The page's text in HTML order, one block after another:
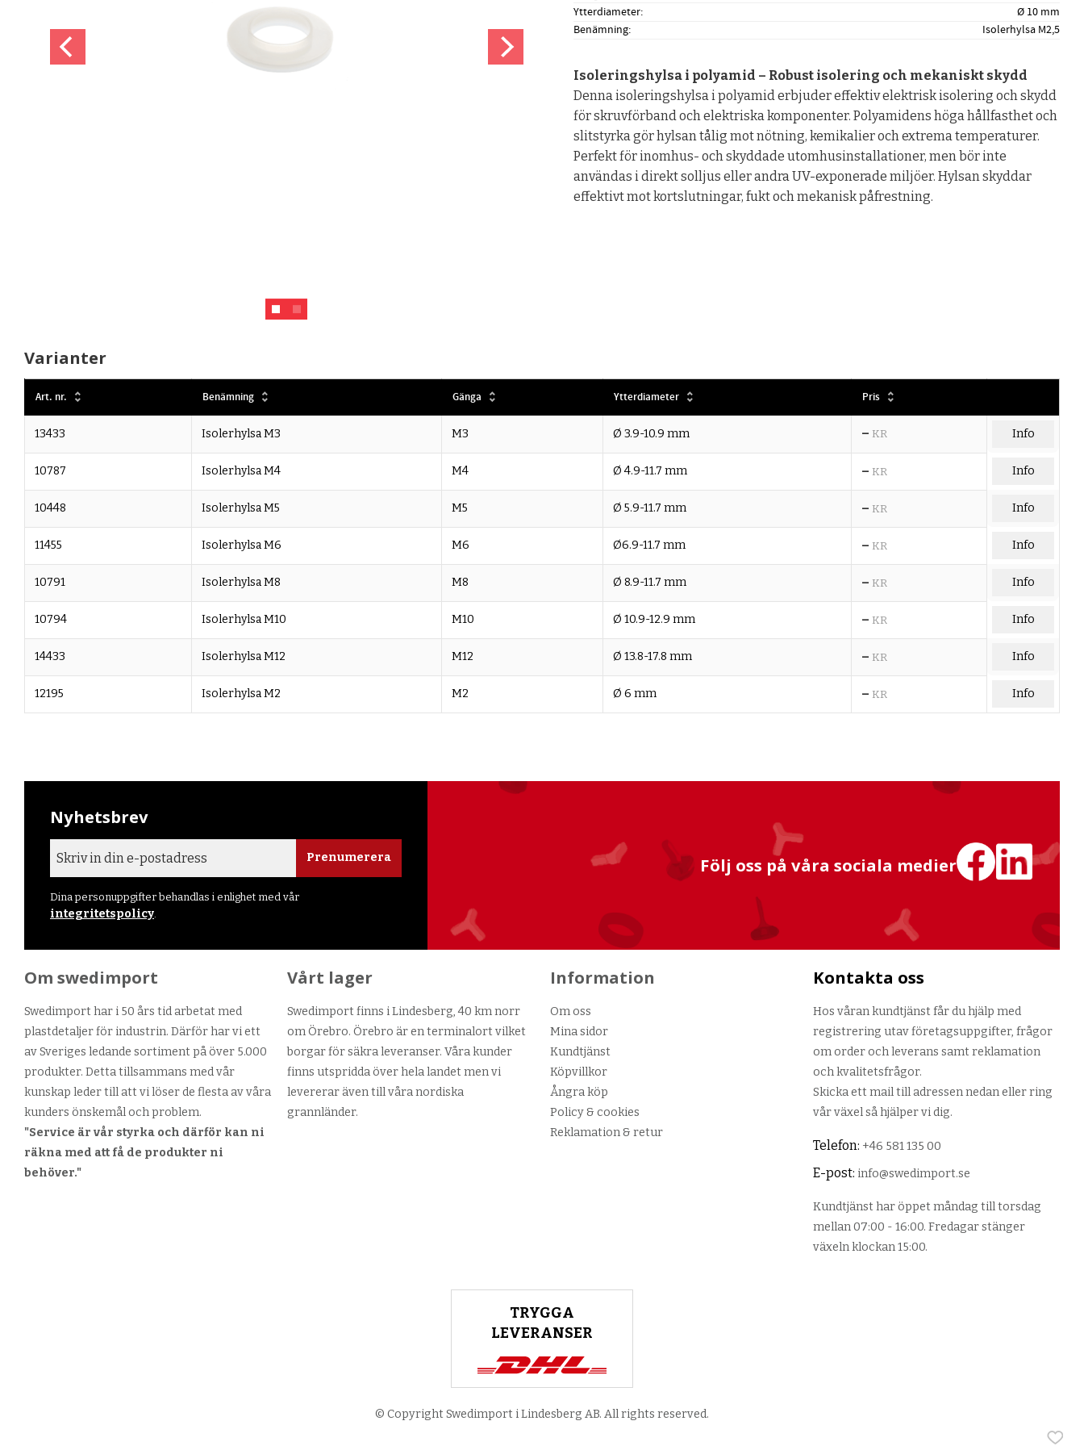
Ytterdiameter
Ø 10 mm
Benämning
Isolerhylsa M2,5
Isoleringshylsa i polyamid – Robust isolering och mekaniskt skydd
Denna isoleringshylsa i polyamid erbjuder effektiv elektrisk isolering och skydd
för skruvförband och elektriska komponenter. Polyamidens höga hållfasthet och
slitstyrka gör hylsan tålig mot nötning, kemikalier och extrema temperaturer.
Perfekt för inomhus- och skyddade utomhusinstallationer, men bör inte
användas i direkt solljus eller andra UV-exponerade miljöer. Hylsan skyddar
effektivt mot kortslutningar, fukt och mekanisk påfrestning.
Varianter
Art. nr. Benämning Gänga Ytterdiameter Pris
13433 Isolerhylsa M3 M3 Ø 3.9-10.9 mm – KR Info
10787 Isolerhylsa M4 M4 Ø 4.9-11.7 mm – KR Info
10448 Isolerhylsa M5 M5 Ø 5.9-11.7 mm – KR Info
11455 Isolerhylsa M6 M6 Ø6.9-11.7 mm – KR Info
10791 Isolerhylsa M8 M8 Ø 8.9-11.7 mm – KR Info
10794 Isolerhylsa M10 M10 Ø 10.9-12.9 mm – KR Info
14433 Isolerhylsa M12 M12 Ø 13.8-17.8 mm – KR Info
12195 Isolerhylsa M2 M2 Ø 6 mm – KR Info
Nyhetsbrev
Prenumerera
Dina personuppgifter behandlas i enlighet med vår
integritetspolicy
Följ oss på våra sociala medier
Om swedimport
Swedimport har i 50 års tid arbetat med
plastdetaljer för industrin. Därför har vi ett
av Sveriges ledande sortiment på över 5.000
produkter. Detta tillsammans med vår
kunskap leder till att vi löser de flesta av våra
kunders önskemål och problem.
"Service är vår styrka och därför kan ni
räkna med att få de produkter ni
behöver."
Vårt lager
Swedimport finns i Lindesberg, 40 km norr
om Örebro. Örebro är en terminalort vilket
borgar för säkra leveranser. Våra kunder
finns utspridda över hela landet men vi
levererar även till våra nordiska
grannländer.
Information
Om oss
Mina sidor
Kundtjänst
Köpvillkor
Ångra köp
Policy & cookies
Reklamation & retur
Kontakta oss
Hos våran kundtjänst får du hjälp med
registrering utav företagsuppgifter, frågor
om order och leverans samt reklamation
och kvalitetsfrågor.
Skicka ett mail till adressen nedan eller ring
vår växel så hjälper vi dig.
Telefon: +46 581 135 00
E-post: info@swedimport.se
Kundtjänst har öppet måndag till torsdag
mellan 07:00 - 16:00. Fredagar stänger
växeln klockan 15:00.
TRYGGA
LEVERANSER
© Copyright Swedimport i Lindesberg AB. All rights reserved.